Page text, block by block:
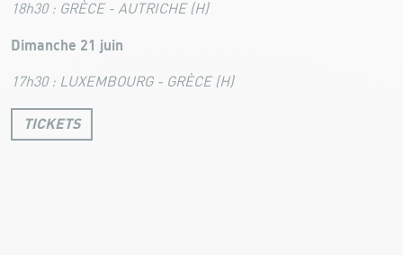
18h30 : GRÈCE - AUTRICHE (H)
Dimanche 21 juin
17h30 : LUXEMBOURG - GRÈCE (H)
TICKETS